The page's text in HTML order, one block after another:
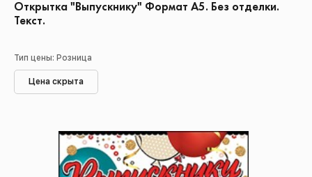
Открытка "Выпускнику" Формат А5. Без отделки.
Текст.
Тип цены: Розница
Цена скрыта